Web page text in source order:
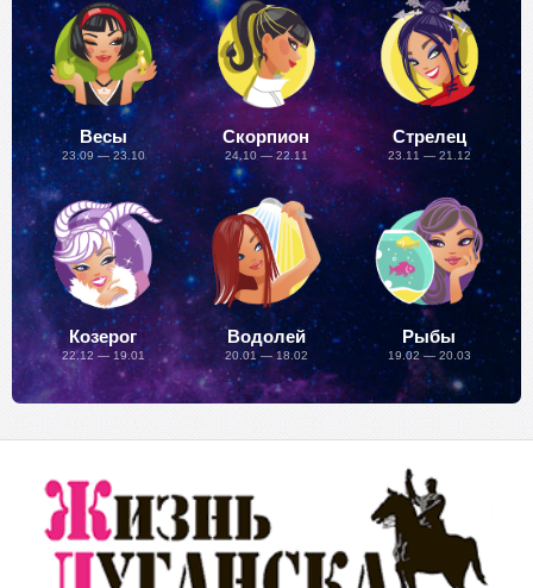
Весы
23.09 — 23.10
Скорпион
24.10 — 22.11
Стрелец
23.11 — 21.12
Козерог
22.12 — 19.01
Водолей
20.01 — 18.02
Рыбы
19.02 — 20.03